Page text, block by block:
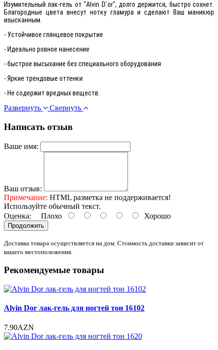
Изумительный лак-гель от "Alvin D`or", долго держится, быстро сохнет.
Благородные цвета внесут нотку гламура и сделают Ваш маникюр
изысканным.
- Устойчивое глянцевое покрытие
- Идеально ровное нанесение
- быстрое высыхание без специального оборудования
- Яркие трендовые оттенки
- Не содержит вредных веществ.
Развернуть Свернуть
Написать отзыв
Ваше имя:
Ваш отзыв:
Примечание: HTML разметка не поддерживается!
Используйте обычный текст.
Оценка: Плохо Хорошо
Продолжить
Доставка товара осуществляется на дом. Стоимость доставки зависит от
вашего местоположения.
Рекомендуемые товары
Alvin Dor лак-гель для ногтей тон 16102
7.90AZN